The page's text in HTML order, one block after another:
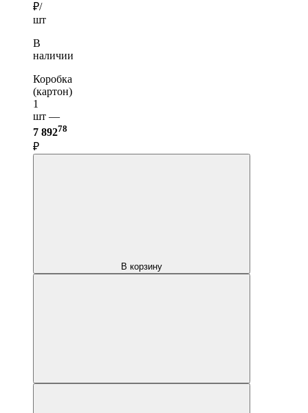
₽/
шт
В
наличии
Коробка
(картон)
1
шт —
7 89278
₽
В корзину